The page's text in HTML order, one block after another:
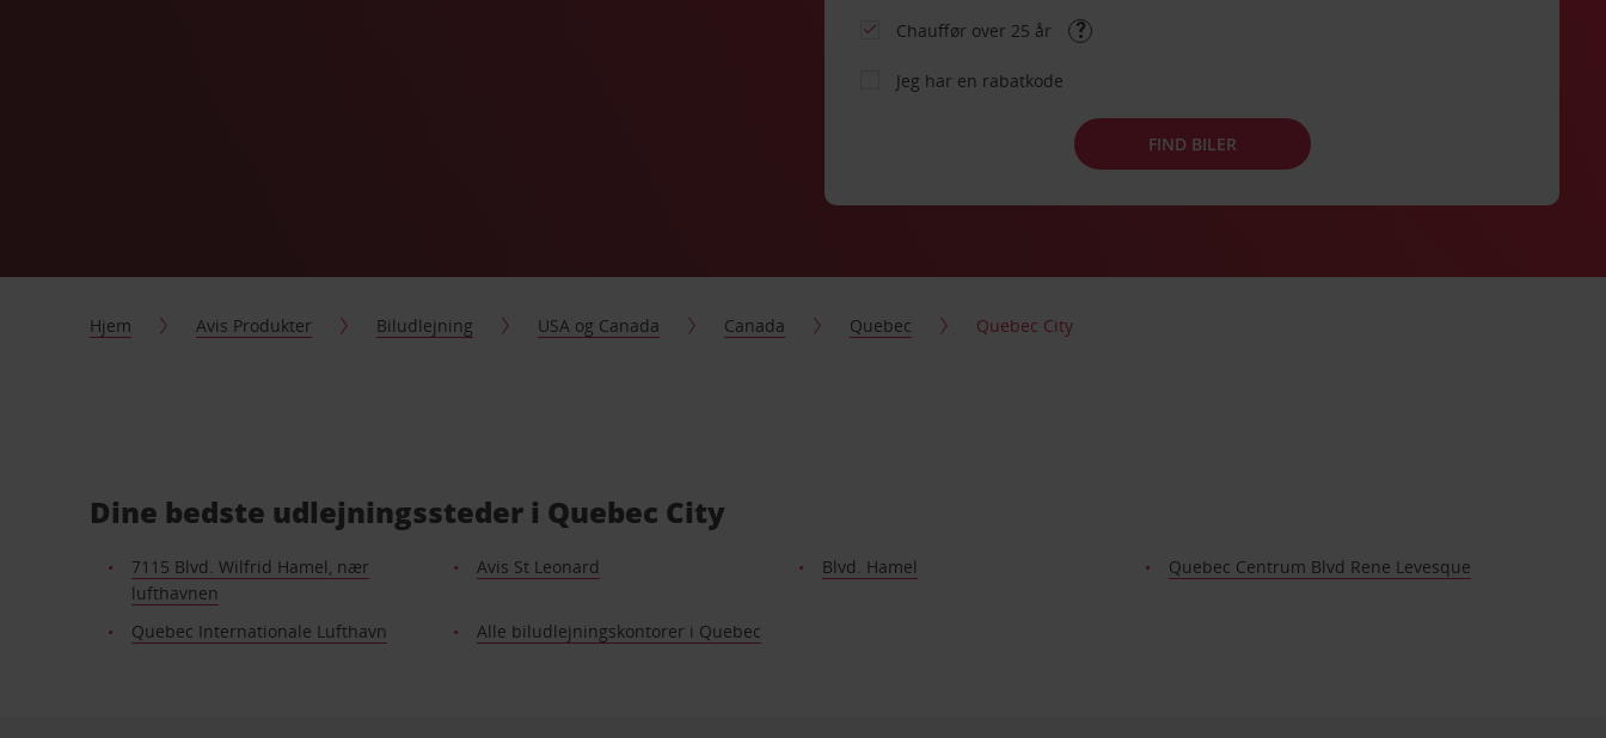
Chauffør over 25 år
Jeg har en rabatkode
FIND BILER
Hjem Avis Produkter Biludlejning USA og Canada Canada Quebec Quebec City
Dine bedste udlejningssteder i Quebec City
7115 Blvd. Wilfrid Hamel, nær
lufthavnen
Avis St Leonard Blvd. Hamel Quebec Centrum Blvd Rene Levesque
Quebec Internationale Lufthavn Alle biludlejningskontorer i Quebec